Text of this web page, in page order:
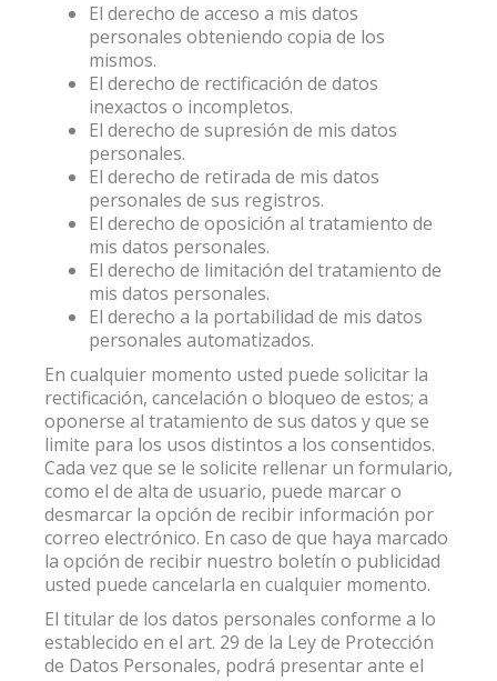
El derecho de acceso a mis datos
personales obteniendo copia de los
mismos.
El derecho de rectificación de datos
inexactos o incompletos.
El derecho de supresión de mis datos
personales.
El derecho de retirada de mis datos
personales de sus registros.
El derecho de oposición al tratamiento de
mis datos personales.
El derecho de limitación del tratamiento de
mis datos personales.
El derecho a la portabilidad de mis datos
personales automatizados.
En cualquier momento usted puede solicitar la
rectificación, cancelación o bloqueo de estos; a
oponerse al tratamiento de sus datos y que se
limite para los usos distintos a los consentidos.
Cada vez que se le solicite rellenar un formulario,
como el de alta de usuario, puede marcar o
desmarcar la opción de recibir información por
correo electrónico. En caso de que haya marcado
la opción de recibir nuestro boletín o publicidad
usted puede cancelarla en cualquier momento.
El titular de los datos personales conforme a lo
establecido en el art. 29 de la Ley de Protección
de Datos Personales, podrá presentar ante el